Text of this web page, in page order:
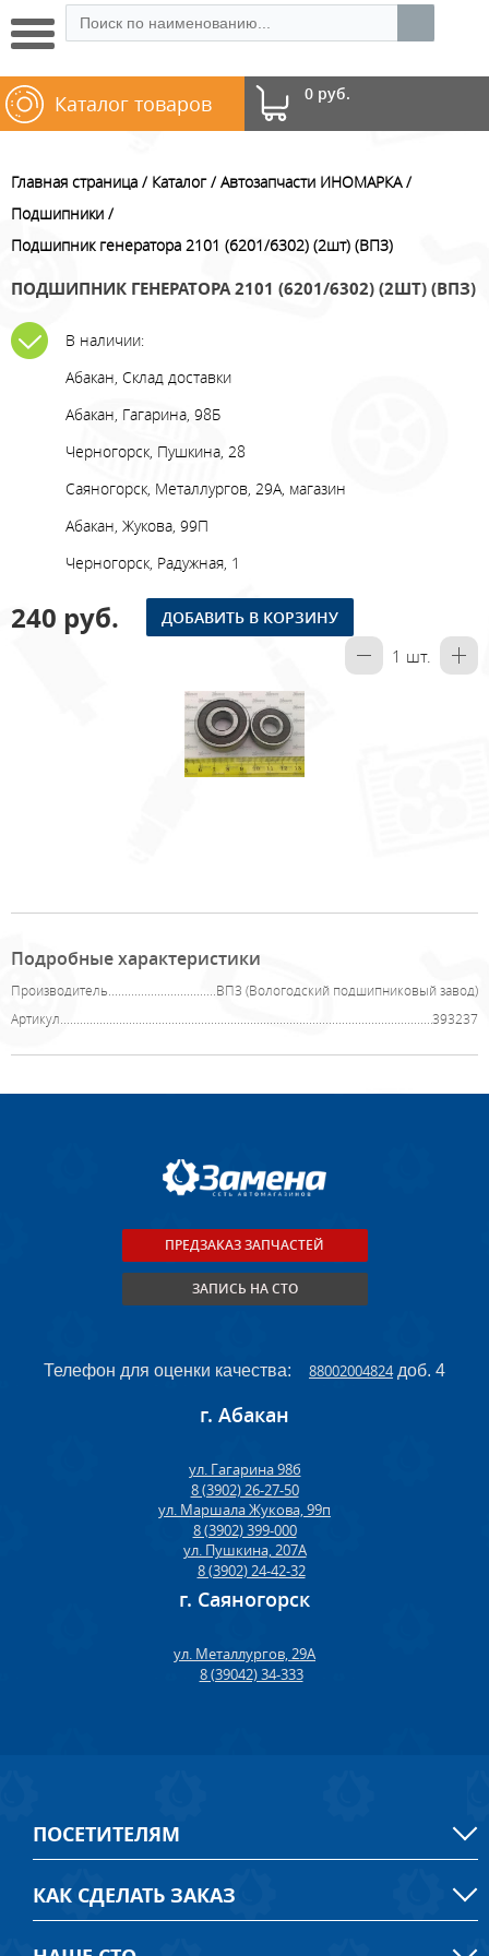
0 руб.
Каталог товаров
Главная страница Каталог
Автозапчасти ИНОМАРКА
Подшипники
Подшипник генератора 2101 (6201/6302) (2шт) (ВПЗ)
ПОДШИПНИК ГЕНЕРАТОРА 2101 (6201/6302) (2ШТ) (ВПЗ)
В наличии:
Абакан, Склад доставки
Абакан, Гагарина, 98Б
Черногорск, Пушкина, 28
Саяногорск, Металлургов, 29А, магазин
Абакан, Жукова, 99П
Черногорск, Радужная, 1
240 руб. ДОБАВИТЬ В КОРЗИНУ
1 шт.
Подробные характеристики
Производитель
ВПЗ (Вологодский подшипниковый завод)
Артикул
393237
ПРЕДЗАКАЗ ЗАПЧАСТЕЙ
ЗАПИСЬ НА СТО
Телефон для оценки качества: 88002004824доб. 4
г. Абакан
ул. Гагарина 98б
8 (3902) 26-27-50
ул. Маршала Жукова, 99п
8 (3902) 399-000
ул. Пушкина, 207А
8 (3902) 24-42-32
г. Саяногорск
ул. Металлургов, 29А
8 (39042) 34-333
ПОСЕТИТЕЛЯМ
КАК СДЕЛАТЬ ЗАКАЗ